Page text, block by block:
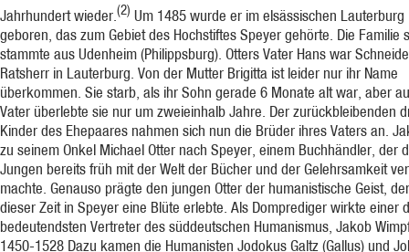
Jahrhundert wieder. (2) Um 1485 wurde er im elsässischen Lauterburg
geboren, das zum Gebiet des Hochstiftes Speyer gehörte. Die Familie
stammte aus Udenheim (Philippsburg). Otters Vater Hans war
Ratsherr in Lauterburg. Von der Mutter Brigitta ist leider nur ihr Name
überkommen. Sie starb, als ihr Sohn gerade 6 Monate alt war, aber
Vater überlebte sie nur um zweieinhalb Jahre. Der zurückbleibenden
Kinder des Ehepaares nahmen sich nun die Brüder ihres Vaters an.
zu seinem Onkel Michael Otter nach Speyer, einem Buchhändler, der
Jungen bereits früh mit der Welt der Bücher und der Gelehrsamkeit
machte. Genauso prägte den jungen Otter der humanistische Geist,
dieser Zeit in Speyer eine Blüte erlebte. Als Domprediger wirkte einer
bedeutendsten Vertreter des süddeutschen Humanismus, Jakob
1450-1528 Dazu kamen die Humanisten Jodokus Galtz (Gallus) und